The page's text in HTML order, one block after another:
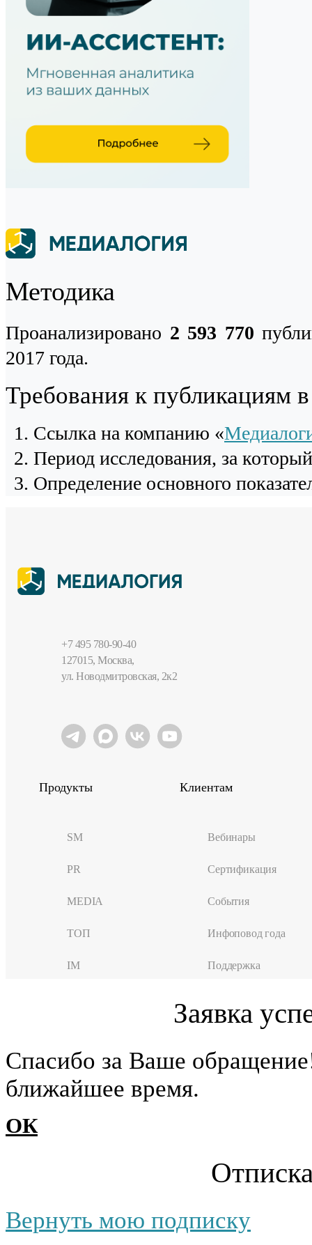
Методика
Проанализировано 2 593 770
2017 года.
Требования к публикациям
Cсылка на компанию «
Период исследования, за
Определение основного
+7 495 780-90-40
127015, Москва,
ул. Новодмитровская, 2к2
Продукты
SM
PR
MEDIA
ТОП
IM
Клиентам
Вебинары
Сертификация
События
Инфоповод года
Поддержка
Заявка
Cпасибо за Ваше
ближайшее время.
ОК
Вернуть мою подписку